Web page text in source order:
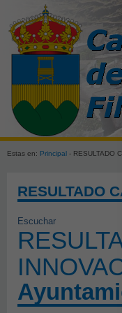
Estas en: Principal - RESULTADO
RESULTADO
Escuchar